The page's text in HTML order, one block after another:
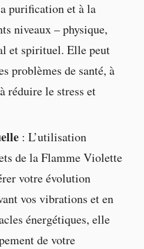
purification et à la
niveaux – physique,
et spirituel. Elle peut
problèmes de santé, à
réduire le stress et
: L’utilisation
de la Flamme Violette
votre évolution
vos vibrations et en
énergétiques, elle
de votre